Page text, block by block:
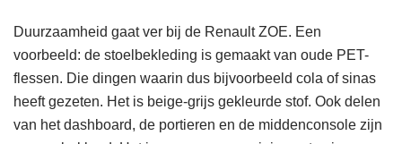
Duurzaamheid gaat ver bij de Renault ZOE. Een
voorbeeld: de stoelbekleding is gemaakt van oude PET-
flessen. Die dingen waarin dus bijvoorbeeld cola of sinas
heeft gezeten. Het is beige-grijs gekleurde stof. Ook delen
van het dashboard, de portieren en de middenconsole zijn